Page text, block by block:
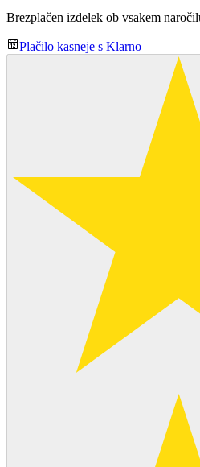
Brezplačen izdelek ob vsakem
Plačilo kasneje s Klarno